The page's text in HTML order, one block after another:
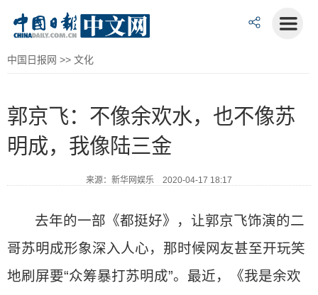
中国日报网 >> 文化
郭京飞：不像余欢水，也不像苏
明成，我像陆三金
来源：新华网娱乐 2020-04-17 18:17
去年的一部《都挺好》，让郭京飞饰演的二
哥苏明成形象深入人心，那时候网友甚至开玩笑
地刷屏要“众筹暴打苏明成”。最近，《我是余欢